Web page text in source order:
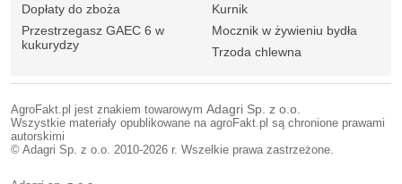
Dopłaty do zboża
Przestrzegasz GAEC 6 w
kukurydzy
Kurnik
Mocznik w żywieniu bydła
Trzoda chlewna
AgroFakt.pl jest znakiem towarowym Adagri Sp. z o.o.
Wszystkie materiały opublikowane na agroFakt.pl są chronione prawami
autorskimi
© Adagri Sp. z o.o. 2010-2026 r. Wszelkie prawa zastrzeżone.